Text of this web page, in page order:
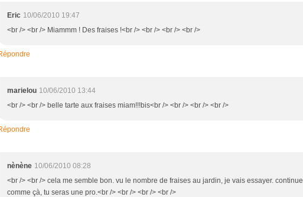
Eric 10/06/2010 19:47
<br /> <br /> Miammm ! Des fraises !<br /> <br /> <br /> <br />
marielou 10/06/2010 13:44
<br /> <br /> belle tarte aux fraises miam!!!bis<br /> <br /> <br /> <br />
nènène 10/06/2010 08:28
<br /> <br /> cela me semble bon. vu le nombre de fraises au jardin, je vais essayer. continue
comme çà, tu seras une pro.<br /> <br /> <br /> <br />